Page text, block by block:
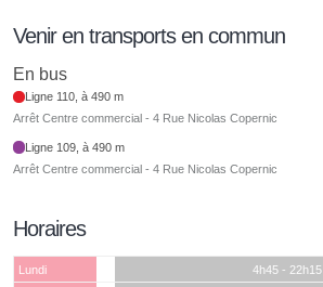
Venir en transports en commun
En bus
Ligne 110, à 490 m
Arrêt Centre commercial - 4 Rue Nicolas Copernic
Ligne 109, à 490 m
Arrêt Centre commercial - 4 Rue Nicolas Copernic
Horaires
Lundi
4h45 - 22h15